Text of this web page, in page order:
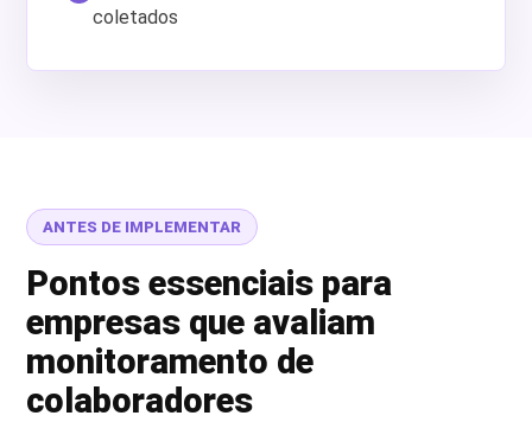
coletados
ANTES DE IMPLEMENTAR
Pontos essenciais para
empresas que avaliam
monitoramento de
colaboradores